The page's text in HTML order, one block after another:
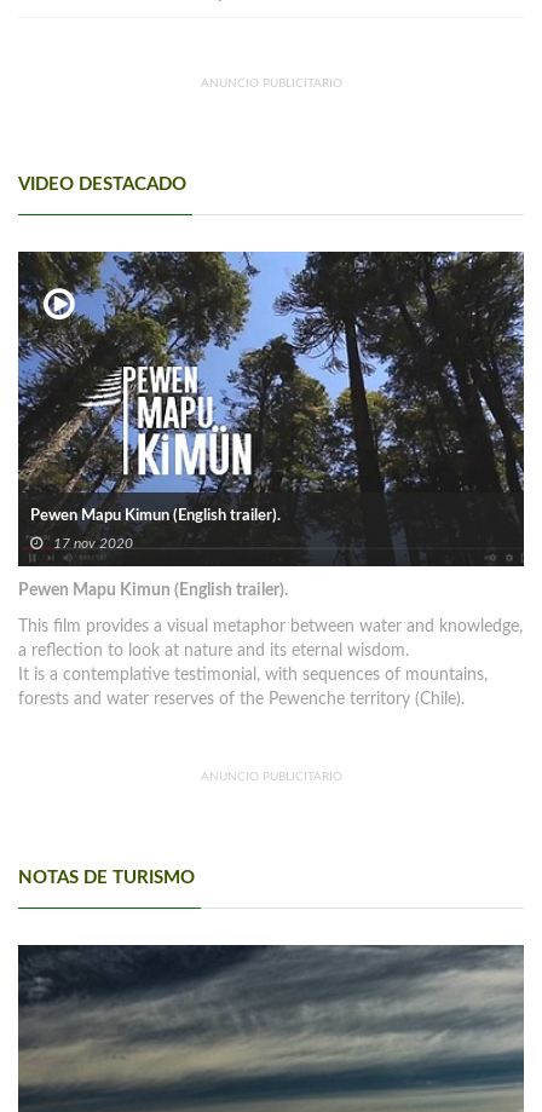
ANUNCIO PUBLICITARIO
VIDEO DESTACADO
Pewen Mapu Kimun (English trailer).
17 nov 2020
Pewen Mapu Kimun (English trailer).
This film provides a visual metaphor between water and knowledge,
a reflection to look at nature and its eternal wisdom.
It is a contemplative testimonial, with sequences of mountains,
forests and water reserves of the Pewenche territory (Chile).
ANUNCIO PUBLICITARIO
NOTAS DE TURISMO